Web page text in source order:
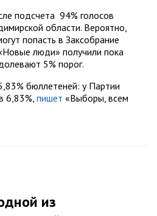
подсчета 94% голосов
области. Вероятно,
попасть в Заксобрание
люди» получили пока
5% порог.
бюллетеней: у Партии
6,83%, пишет «Выборы, всем
из